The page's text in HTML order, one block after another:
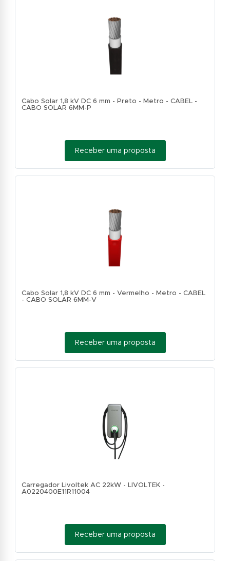
Cabo Solar 1,8 kV DC 6 mm - Preto - Metro - CABEL -
CABO SOLAR 6MM-P
Receber uma proposta
Cabo Solar 1,8 kV DC 6 mm - Vermelho - Metro - CABEL
- CABO SOLAR 6MM-V
Receber uma proposta
Carregador Livoltek AC 22kW - LIVOLTEK -
A0220400E11R11004
Receber uma proposta